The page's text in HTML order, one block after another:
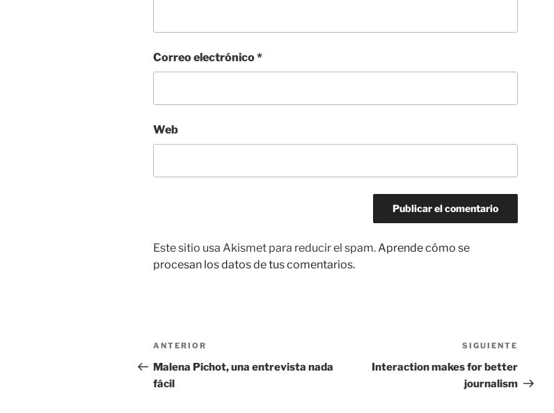
Correo electrónico*
Web
Este sitio usa Akismet para reducir el spam.Aprende cómo se
procesan los datos de tus comentarios.
Navegación
de
entradas
Entrada
anterior:
ANTERIOR
Malena Pichot, una entrevista nada
fácil
entrada
SIGUIENTE
Interaction makes for better
journalism